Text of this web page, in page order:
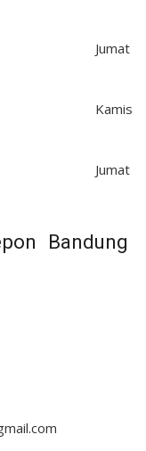
Jumat
Kamis
Jumat
Bandung